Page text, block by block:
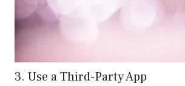
3. Use a Third-Party App